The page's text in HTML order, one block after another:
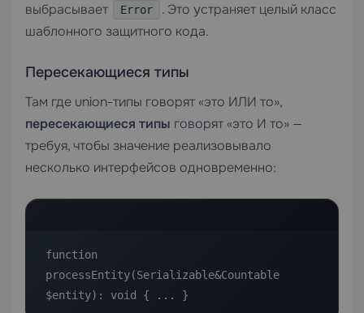
выбрасывает
Error
. Это устраняет целый класс
шаблонного защитного кода.
Пересекающиеся типы
Там где union-типы говорят «это ИЛИ то»,
пересекающиеся типы говорят «это И то» —
требуя, чтобы значение реализовывало
несколько интерфейсов одновременно:
function
processEntity(Serializable&Countable
$entity): void { ... }